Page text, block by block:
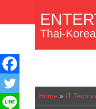
Thai-Korea
Home » IT